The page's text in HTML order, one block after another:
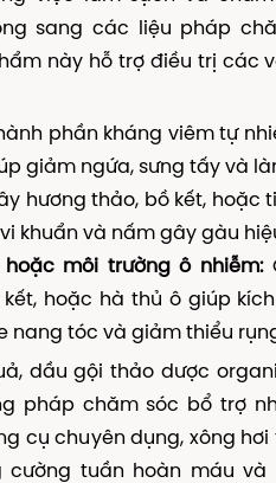
sang các liệu pháp
này hỗ trợ điều trị các
phần kháng viêm tự
giảm ngứa, sưng tấy và
hương thảo, bồ kết, hoặc
khuẩn và nấm gây gàu
hoặc môi trường ô nhiễm:
hoặc hà thủ ô giúp
nang tóc và giảm thiểu
dầu gội thảo dược
pháp chăm sóc bổ trợ
cụ chuyên dụng, xông
cường tuần hoàn máu